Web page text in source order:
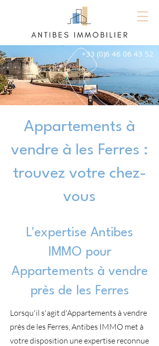
+33 (0)6 46 06 43 52
Appartements à
vendre à les Ferres :
trouvez votre chez-
vous
L'expertise Antibes
IMMO pour
Appartements à vendre
près de les Ferres
Lorsqu'il s'agit d'Appartements à vendre
près de les Ferres, Antibes IMMO met à
votre disposition une expertise reconnue